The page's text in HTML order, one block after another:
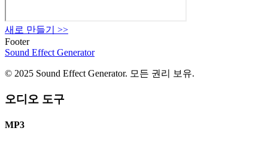
새로 만들기
>>
Footer
Sound Effect Generator
© 2025 Sound Effect Generator. 모든 권리 보유.
오디오 도구
MP3